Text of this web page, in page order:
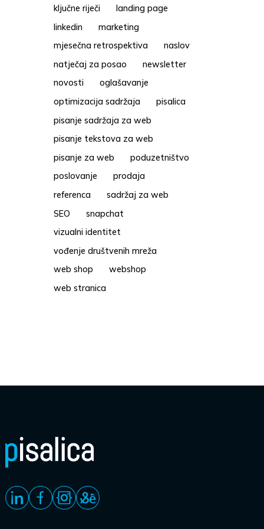
ključne riječi
landing page
linkedin
marketing
mjesečna retrospektiva
naslov
natječaj za posao
newsletter
novosti
oglašavanje
optimizacija sadržaja
pisalica
pisanje sadržaja za web
pisanje tekstova za web
pisanje za web
poduzetništvo
poslovanje
prodaja
referenca
sadržaj za web
SEO
snapchat
vizualni identitet
vođenje društvenih mreža
web shop
webshop
web stranica